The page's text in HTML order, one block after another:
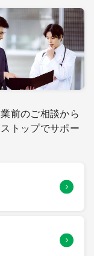
前のご相談から
トップでサポー